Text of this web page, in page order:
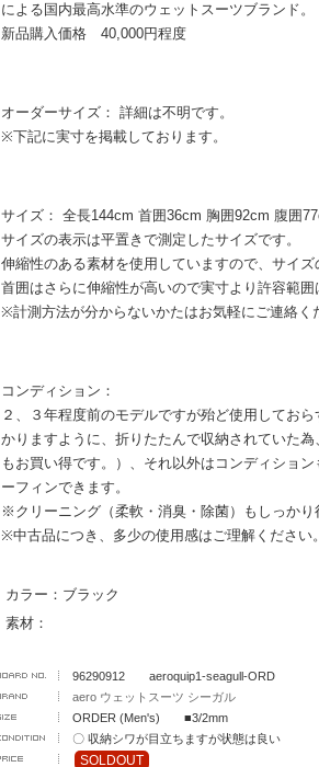
による国内最高水準のウェットスーツブランド
新品購入価格 40,000円程度
オーダーサイズ： 詳細は不明です。
※下記に実寸を掲載しております。
サイズ： 全長144cm 首囲36cm 胸囲92cm 腹囲
サイズの表示は平置きで測定したサイズです。
伸縮性のある素材を使用していますので、サイ
首囲はさらに伸縮性が高いので実寸より許容範囲
※計測方法が分からないかたはお気軽にご連絡く
コンディション：
２、３年程度前のモデルですが殆ど使用してお
かりますように、折りたたんで収納されていた
もお買い得です。）、それ以外はコンディショ
ーフィンできます。
※クリーニング（柔軟・消臭・除菌）もしっかり
※中古品につき、多少の使用感はご理解ください
カラー：ブラック
素材：
96290912 aeroquip1-seagull-ORD
aero ウェットスーツ シーガル
ORDER (Men's) ■3/2mm
〇 収納シワが目立ちますが状態は良い
SOLDOUT